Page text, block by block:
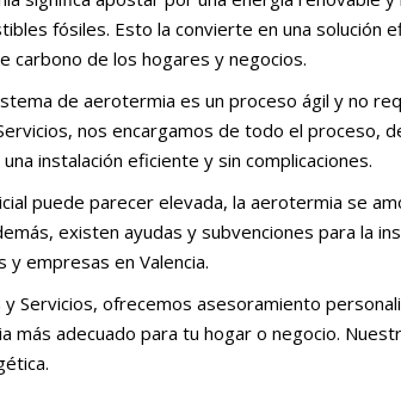
fósiles. Esto la convierte en una solución
carbono de los hogares y negocios.
de aerotermia es un proceso ágil y no
nos encargamos de todo el proceso,
instalación eficiente y sin complicaciones.
puede parecer elevada, la aerotermia se
existen ayudas y subvenciones para la
y empresas en Valencia.
y Servicios, ofrecemos asesoramiento
más adecuado para tu hogar o negocio.